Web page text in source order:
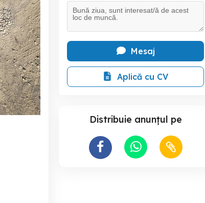
Mesaj
Aplică cu CV
Distribuie anunțul pe